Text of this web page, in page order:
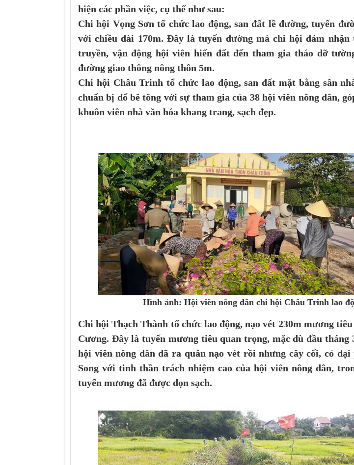
hiện các phần việc, cụ thể như sau:
Chi hội Vọng Sơn tổ chức lao động, san đất lề đường, tuyến
với chiều dài 170m. Đây là tuyến đường mà chi hội đảm nhận
truyền, vận động hội viên hiến đất đến tham gia tháo dỡ
đường giao thông nông thôn 5m.
Chi hội Châu Trinh tổ chức lao động, san đất mặt bằng sân
chuẩn bị đổ bê tông với sự tham gia của 38 hội viên nông dân,
khuôn viên nhà văn hóa khang trang, sạch đẹp.
Hình ảnh: Hội viên nông dân chi hội Châu Trinh lao
Chi hội Thạch Thành tổ chức lao động, nạo vét 230m mương
Cương. Đây là tuyến mương tiêu quan trọng, mặc dù đầu tháng
hội viên nông dân đã ra quân nạo vét rồi nhưng cây cối, cỏ
Song với tinh thần trách nhiệm cao của hội viên nông dân,
tuyến mương đã được dọn sạch.